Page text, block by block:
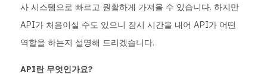
사 시스템으로 빠르고 원활하게 가져올 수 있습니다. 하지만
API가 처음이실 수도 있으니 잠시 시간을 내어 API가 어떤
역할을 하는지 설명해 드리겠습니다.
API란 무엇인가요?